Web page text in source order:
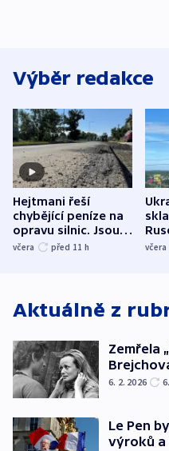
Výběr redakce
Hejtmani řeší
chybějící peníze na
opravu silnic. Jsou
nenárokové, namítá
včera před 11 h
trh,
včera
Aktuálně z
Zemřela
6. 2. 2026
Le Pen
výroků a